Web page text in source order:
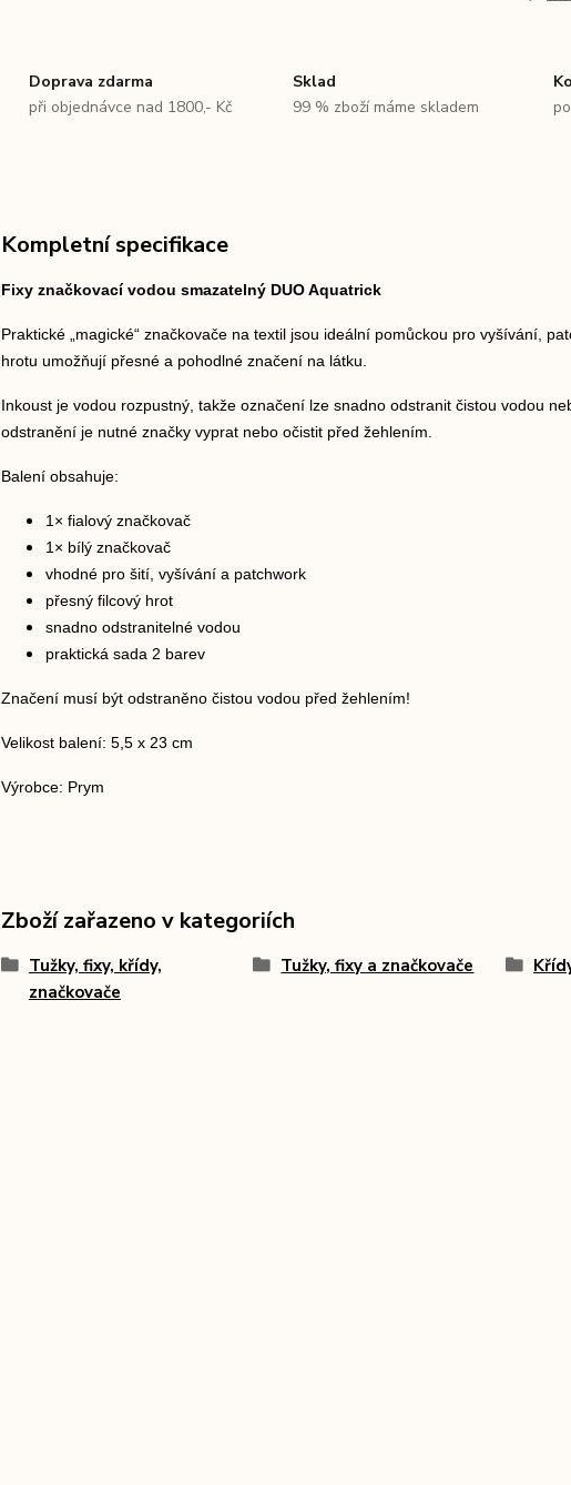
Doprava zdarma
při objednávce nad 1800,- Kč
Sklad
99 % zboží máme skladem
Kompletní specifikace
Fixy značkovací vodou smazatelný DUO Aquatrick
Praktické „magické“ značkovače na textil jsou ideální pomůckou pro vyšívání,
hrotu umožňují přesné a pohodlné značení na látku.
Inkoust je vodou rozpustný, takže označení lze snadno odstranit čistou vodou
odstranění je nutné značky vyprat nebo očistit před žehlením.
Balení obsahuje:
1× fialový značkovač
1× bílý značkovač
vhodné pro šití, vyšívání a patchwork
přesný filcový hrot
snadno odstranitelné vodou
praktická sada 2 barev
Značení musí být odstraněno čistou vodou před žehlením!
Velikost balení: 5,5 x 23 cm
Výrobce: Prym
Zboží zařazeno v kategoriích
Tužky, fixy, křídy,
značkovače
Tužky, fixy a značkovače